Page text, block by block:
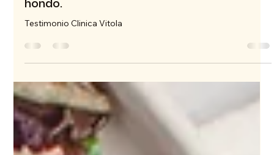
Clínica Vitola
Testimonios
hondo.
Testimonio Clinica Vitola